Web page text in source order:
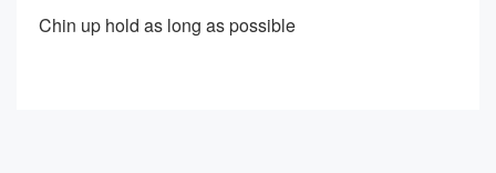
Chin up hold as long as possible